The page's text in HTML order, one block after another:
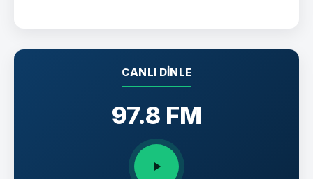
CANLI DINLE
97.8 FM